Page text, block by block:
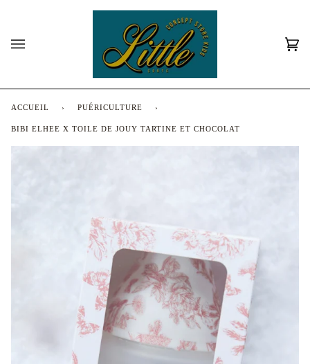
ACCUEIL › PUÉRICULTURE ›
BIBI ELHEE X TOILE DE JOUY TARTINE ET CHOCOLAT